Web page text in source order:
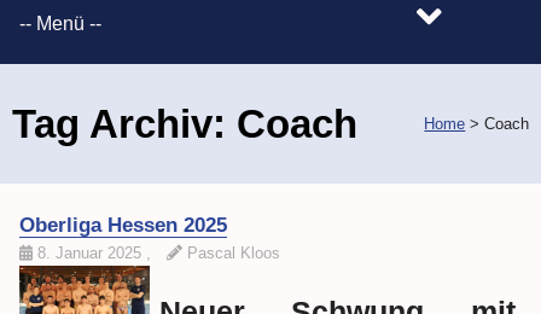
Tag Archiv: Coach Home >Coach
Oberliga Hessen 2025
8. Januar 2025 , Pascal Kloos